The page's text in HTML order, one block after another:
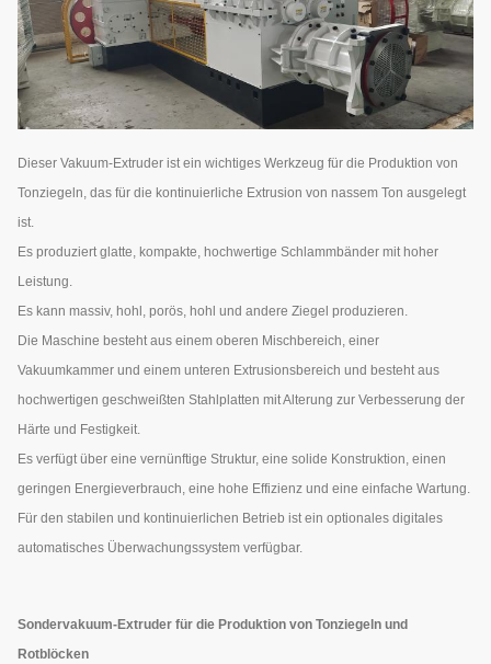
Dieser Vakuum-Extruder ist ein wichtiges Werkzeug für die Produktion von
Tonziegeln, das für die kontinuierliche Extrusion von nassem Ton ausgelegt
ist.
Es produziert glatte, kompakte, hochwertige Schlammbänder mit hoher
Leistung.
Es kann massiv, hohl, porös, hohl und andere Ziegel produzieren.
Die Maschine besteht aus einem oberen Mischbereich, einer
Vakuumkammer und einem unteren Extrusionsbereich und besteht aus
hochwertigen geschweißten Stahlplatten mit Alterung zur Verbesserung der
Härte und Festigkeit.
Es verfügt über eine vernünftige Struktur, eine solide Konstruktion, einen
geringen Energieverbrauch, eine hohe Effizienz und eine einfache Wartung.
Für den stabilen und kontinuierlichen Betrieb ist ein optionales digitales
automatisches Überwachungssystem verfügbar.
Sondervakuum-Extruder für die Produktion von Tonziegeln und
Rotblöcken